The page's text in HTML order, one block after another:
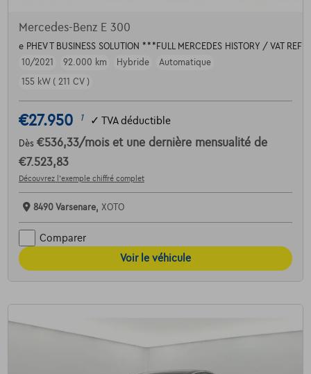
Mercedes-Benz E 300
e PHEV T BUSINESS SOLUTION ***FULL MERCEDES HISTORY / VAT
10/2021
92.000 km Hybride
Automatique
155 kW ( 211 CV )
€27.950 1 ✓ TVA déductible
Dès €536,33/mois et une dernière mensualité de
€7.523,83
Découvrez l’exemple chiffré complet
8490 Varsenare, XOTO
Comparer
Voir le véhicule